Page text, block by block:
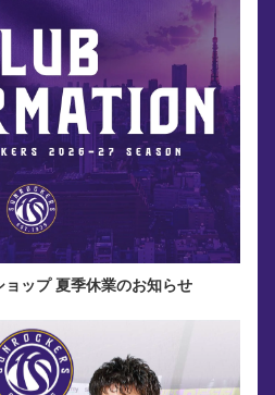
ップ 夏季休業のお知らせ